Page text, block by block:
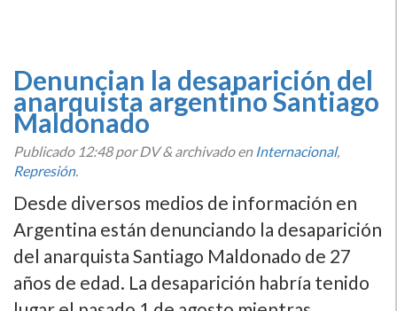
Denuncian la desaparición del
anarquista argentino Santiago
Maldonado
Publicado 12:48por DV&archivado en Internacional,
Represión.
Desde diversos medios de información en
Argentina están denunciando la desaparición
del anarquista Santiago Maldonado de 27
años de edad. La desaparición habrí­a tenido